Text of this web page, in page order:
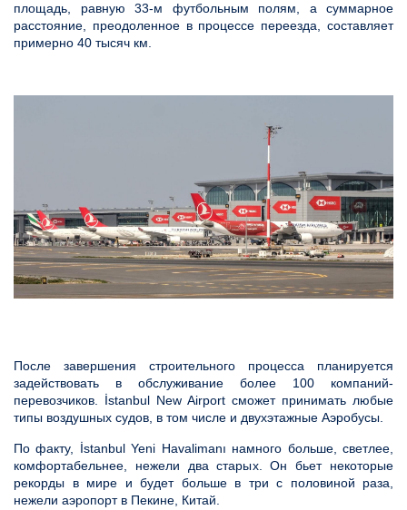
площадь, равную 33-м футбольным полям, а суммарное
расстояние, преодоленное в процессе переезда, составляет
примерно 40 тысяч км.
После завершения строительного процесса планируется
задействовать в обслуживание более 100 компаний-
перевозчиков. İstanbul New Airport сможет принимать любые
типы воздушных судов, в том числе и двухэтажные Аэробусы.
По факту, İstanbul Yeni Havalimanı намного больше, светлее,
комфортабельнее, нежели два старых. Он бьет некоторые
рекорды в мире и будет больше в три с половиной раза,
нежели аэропорт в Пекине, Китай.